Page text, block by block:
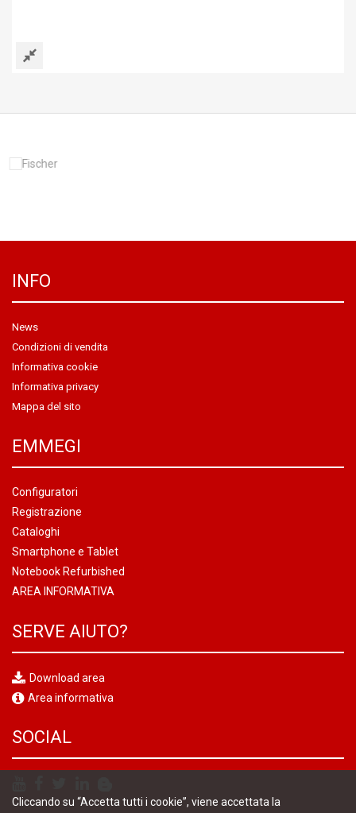
INFO
News
Condizioni di vendita
Informativa cookie
Informativa privacy
Mappa del sito
EMMEGI
Configuratori
Registrazione
Cataloghi
Smartphone e Tablet
Notebook Refurbished
AREA INFORMATIVA
SERVE AIUTO?
Download area
Area informativa
SOCIAL
Cliccando su “Accetta tutti i cookie”, viene accettata la